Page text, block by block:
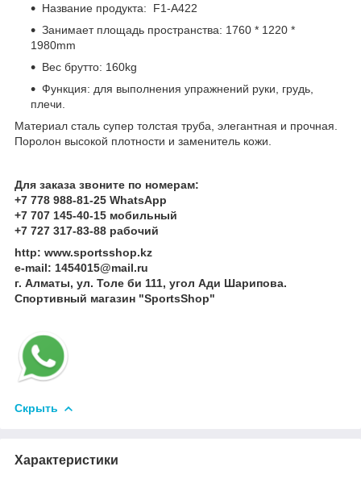
Название продукта: F1-А422
Занимает площадь пространства: 1760 * 1220 *
1980mm
Вес брутто: 160kg
Функция: для выполнения упражнений руки, грудь,
плечи.
Материал сталь супер толстая труба, элегантная и прочная.
Поролон высокой плотности и заменитель кожи.
Для заказа звоните по номерам:
+7 778 988-81-25 WhatsApp
+7 707 145-40-15 мобильный
+7 727 317-83-88 рабочий
http: www.sportsshop.kz
e-mail: 1454015@mail.ru
г. Алматы, ул. Толе би 111, угол Ади Шарипова.
Спортивный магазин "SportsShop"
Скрыть
Характеристики